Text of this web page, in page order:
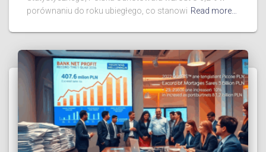
porównaniu do roku ubiegłego, co stanowi Read more…